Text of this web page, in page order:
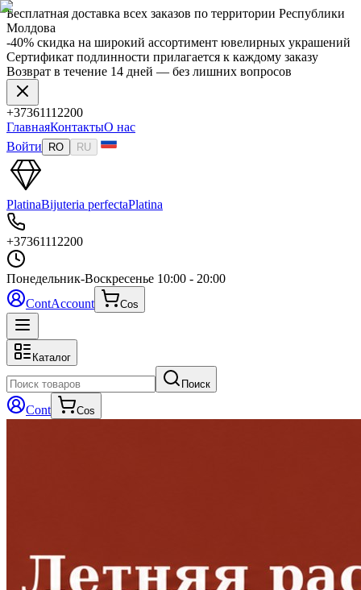
Бесплатная доставка всех заказов по территории Республики
Молдова
-40% скидка на широкий ассортимент ювелирных украшений
Сертификат подлинности прилагается к каждому заказу
Возврат в течение 14 дней — без лишних вопросов
+37361112200
ГлавнаяКонтактыО нас
Войти
RO RU
PlatinaBijuteria perfectaPlatina
+37361112200
Понедельник-Воскресенье 10:00 - 20:00
ContAccount Cos
Каталог
Поиск
Cont Cos